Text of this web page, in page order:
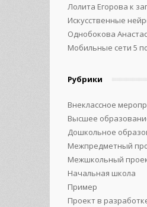
Лолита Егорова к
Искусственные
Однобокова
Мобильные сети 5
Рубрики
Внеклассное
Высшее
Дошкольное
Межпредметный
Межшкольный
Начальная школа
Пример
Проект в